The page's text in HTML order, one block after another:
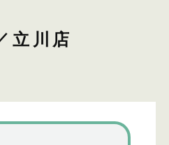
立川店